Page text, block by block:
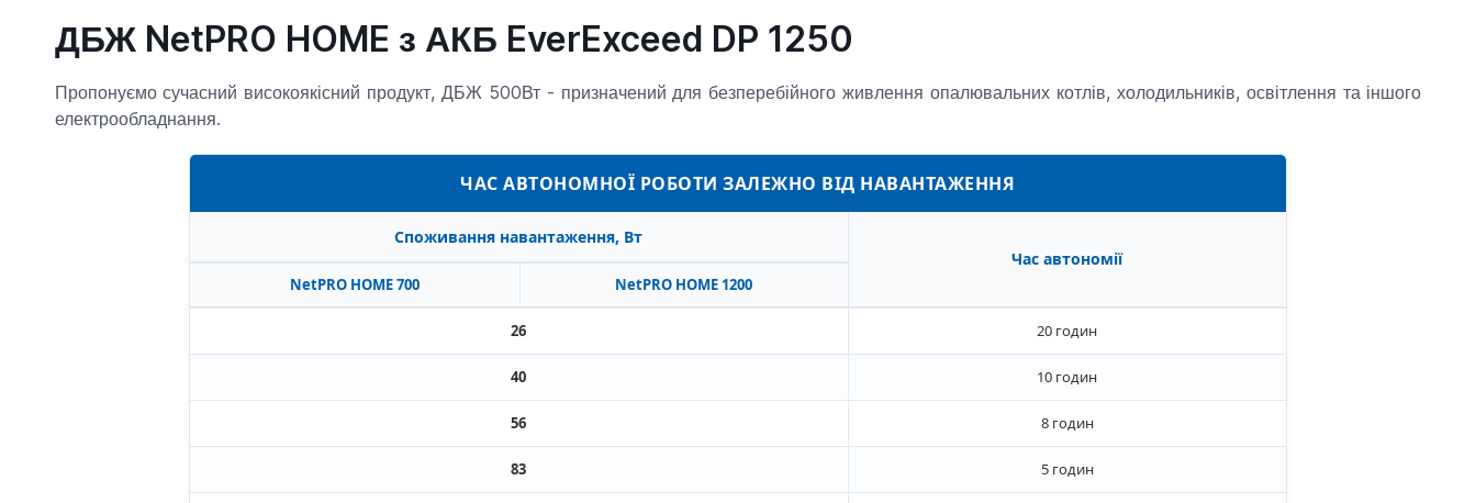
ДБЖ NetPRO HOME з АКБ EverExceed DP 1250
Пропонуємо сучасний високоякісний продукт, ДБЖ 500Вт - призначений для безперебійного живлення опалювальних котлів, холодильників, освітлення та іншого
електрообладнання.
ЧАС АВТОНОМНОЇ РОБОТИ ЗАЛЕЖНО ВІД НАВАНТАЖЕННЯ
Споживання навантаження, Вт
Час автономії
NetPRO HOME 700 NetPRO HOME 1200
26 20 годин
40 10 годин
56 8 годин
83 5 годин